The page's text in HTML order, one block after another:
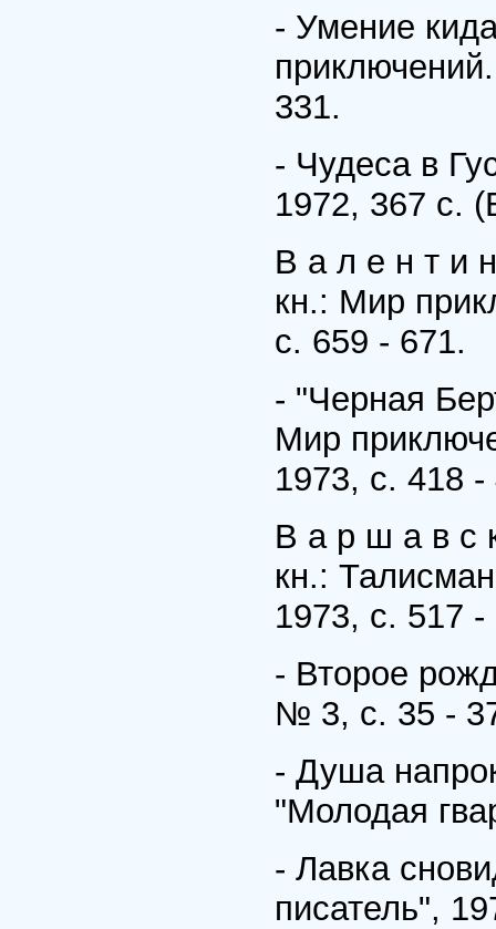
- Умение
331.
- Чудеса в
1972, 367 с.
В а л е н т и
кн.: Мир
с. 659 - 671.
- "Черная
Мир
1973, с. 418 -
В а р ш а в с
кн.:
1973, с. 517 -
- Второе
№ 3, с. 35 -
- Душа
"Молодая
- Лавка
писатель",